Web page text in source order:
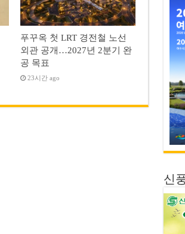
푸꾸옥 첫 LRT 경전철 노선
외관 공개…2027년 2분기 완
공 목표
23시간 ago
신